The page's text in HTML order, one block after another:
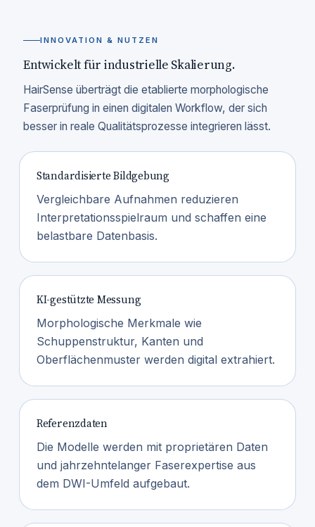
INNOVATION & NUTZEN
Entwickelt für industrielle Skalierung.
HairSense überträgt die etablierte morphologische
Faserprüfung in einen digitalen Workflow, der sich
besser in reale Qualitätsprozesse integrieren lässt.
Standardisierte Bildgebung
Vergleichbare Aufnahmen reduzieren
Interpretationsspielraum und schaffen eine
belastbare Datenbasis.
KI-gestützte Messung
Morphologische Merkmale wie
Schuppenstruktur, Kanten und
Oberflächenmuster werden digital extrahiert.
Referenzdaten
Die Modelle werden mit proprietären Daten
und jahrzehntelanger Faserexpertise aus
dem DWI-Umfeld aufgebaut.